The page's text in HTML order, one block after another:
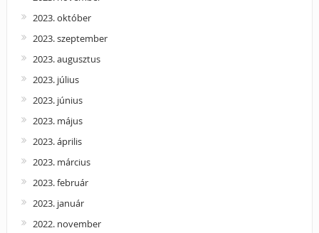
2023. október
2023. szeptember
2023. augusztus
2023. július
2023. június
2023. május
2023. április
2023. március
2023. február
2023. január
2022. november